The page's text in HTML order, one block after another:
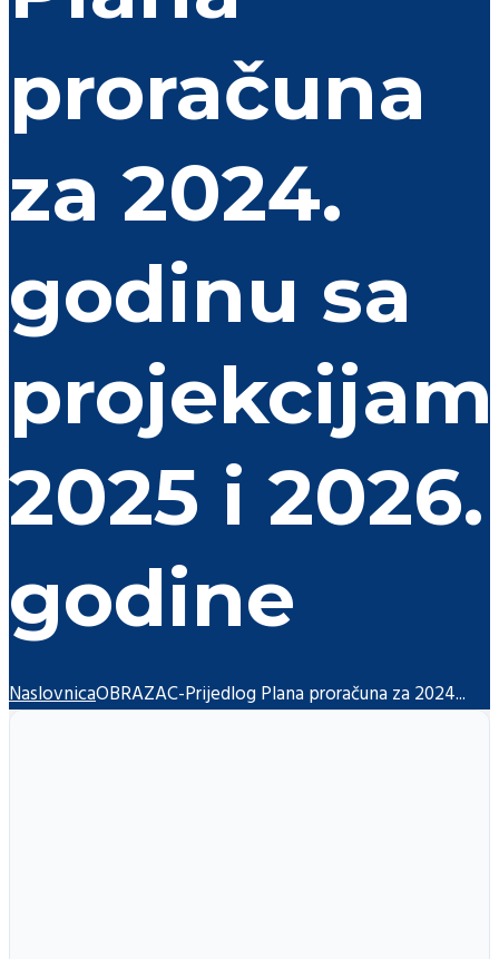
proračuna
za 2024.
godinu sa
2025 i 2026.
godine
NaslovnicaOBRAZAC-Prijedlog Plana proračuna za 2024...